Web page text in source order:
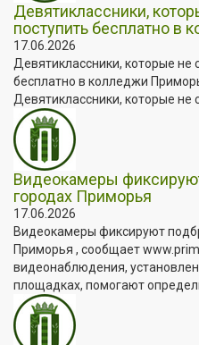
Девятиклассники,
поступить бесплатно в
17.06.2026
Девятиклассники, которые не
бесплатно в колледжи
Девятиклассники, которые не
Видеокамеры
городах Приморья
17.06.2026
Видеокамеры фиксируют
Приморья , сообщает
видеонаблюдения,
площадках, помогают